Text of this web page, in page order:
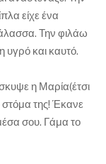
είχε ένα
Την φιλάω
υγρό και καυτό.
η Μαρία(έτσι
στόμα της! Έκανε
σου. Γάμα το